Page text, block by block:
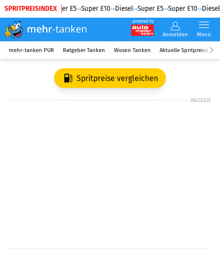
SPRITPREISINDEX
Diesel Super E5 Super E10 Diesel Super E5 Super E10 Diesel
powered by
Anmelden Menü
mehr-tanken PUR Ratgeber Tanken Wissen Tanken Aktuelle Spritpreise
Spritpreise vergleichen
ANZEIGE